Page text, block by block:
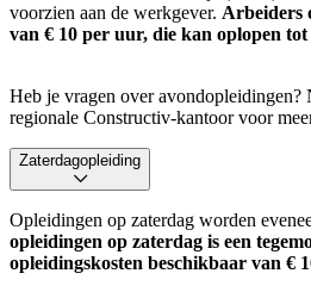
voorzien aan de werkgever. Arbeiders
van € 10 per uur, die kan oplopen
Heb je vragen over avondopleidingen?
regionale Constructiv-kantoor voor
Zaterdagopleiding
Opleidingen op zaterdag worden
opleidingen op zaterdag is een
opleidingskosten beschikbaar van €